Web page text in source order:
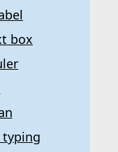
box